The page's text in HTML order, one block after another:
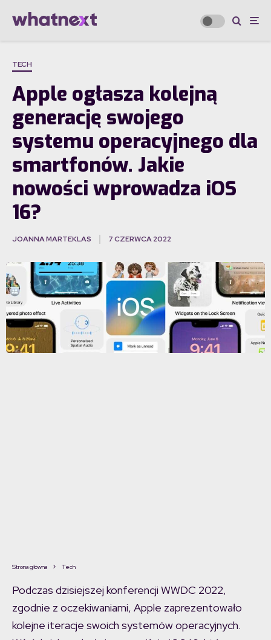
TECH
Apple ogłasza kolejną
generację swojego
systemu operacyjnego dla
smartfonów. Jakie
nowości wprowadza iOS
16?
JOANNA MARTEKLAS 7 CZERWCA 2022
Strona główna Tech
Podczas dzisiejszej konferencji WWDC 2022,
zgodnie z oczekiwaniami, Apple zaprezentowało
kolejne iteracje swoich systemów operacyjnych.